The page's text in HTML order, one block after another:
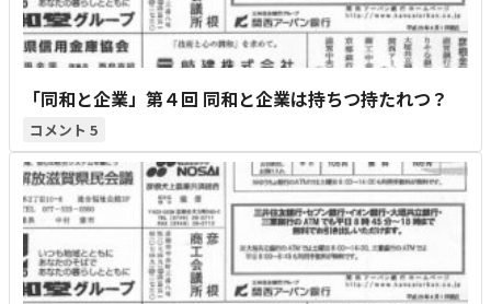
「同和と企業」第４回 同和と企業は持ちつ持たれつ？
5